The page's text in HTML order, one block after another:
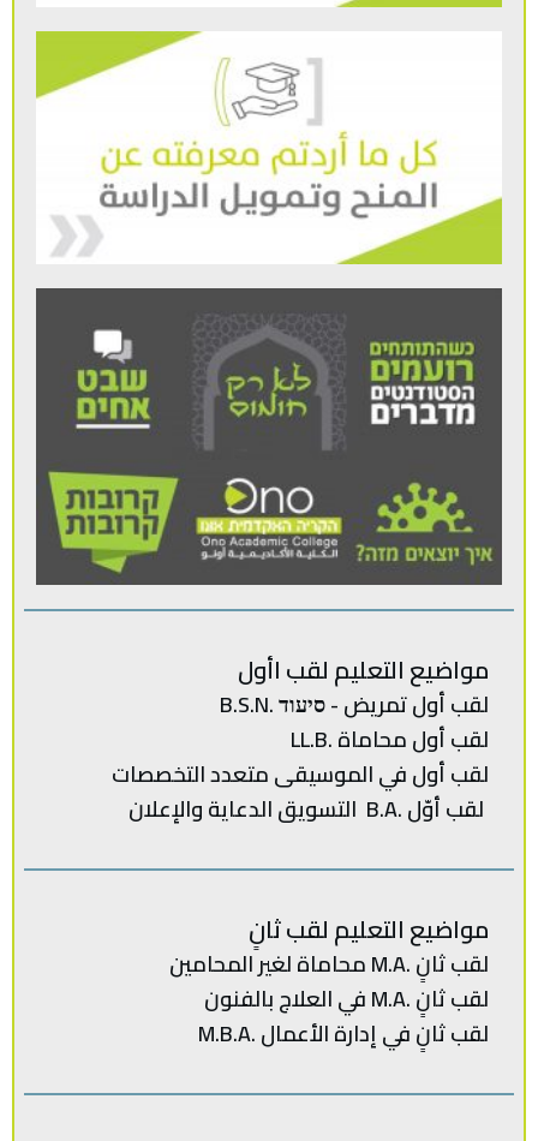
مواضيع التعليم لقب اأول
لقب أول تمريض - סיעוד .B.S.N
لقب أول محاماة .LL.B
لقب‭ ‬أول في‭ ‬الموسيقى‭ ‬متعدد‭ ‬
التخصصات‭
لقب‭ ‬أوّل .‭ ‬B.Aالتسويق‭ ‬الدعاية‭ ‬والإعلان
مواضيع التعليم لقب ثانٍ
لقب‭ ‬ثانٍ .‭ ‬M.Aمحاماة‭ ‬لغير‭ ‬المحامين
لقب ثانٍ .M.A في العلاج بالفنون
لقب‭ ‬ثانٍ‭ ‬في‭ ‬إدارة‭ ‬الأعمال .‭ M.B.A